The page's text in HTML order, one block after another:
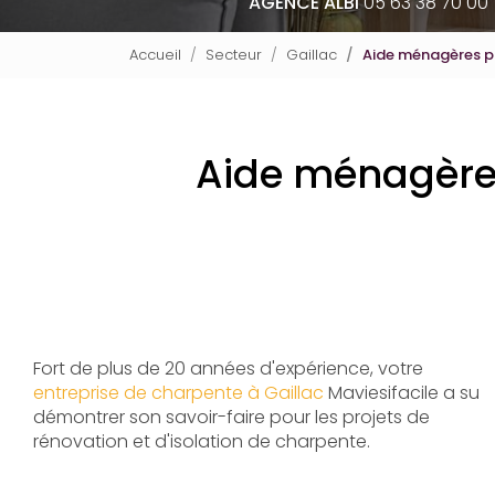
Accueil Secteur Gaillac Aide ménagères
Aide
Fort de plus de 20 années d'expérience, votre
entreprise de charpente à Gaillac Maviesifacile a su
démontrer son savoir-faire pour les projets de
rénovation et d'isolation de charpente.